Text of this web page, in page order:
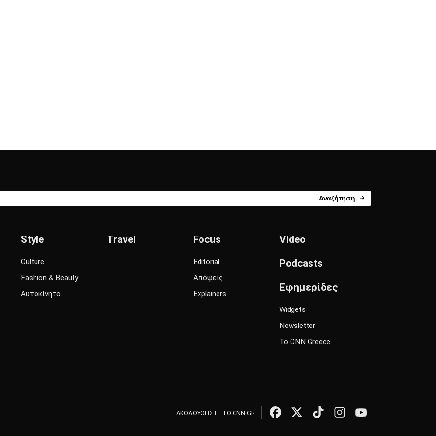
Αναζήτηση
Style
Culture
Fashion & Beauty
Αυτοκίνητο
Travel Focus
Editorial
Απόψεις
Explainers
Video
Podcasts
Εφημερίδες
Widgets
Newsletter
Το CNN Greece
ΑΚΟΛΟΥΘΗΣΤΕ ΤΟ CNN.GR